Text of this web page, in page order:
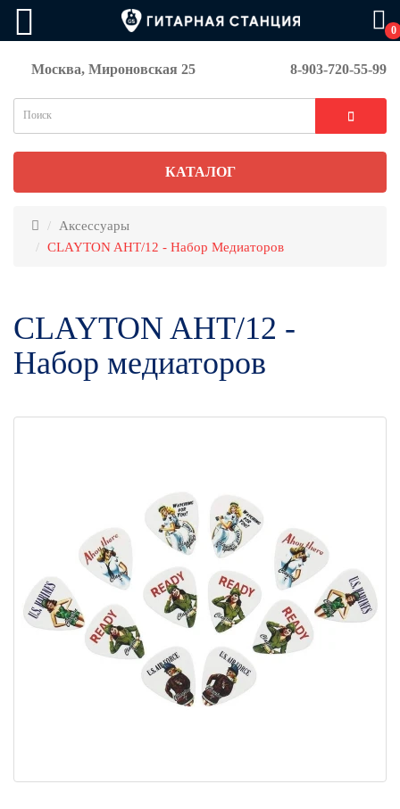
0
Москва, Мироновская 25 8-903-720-55-99
КАТАЛОГ
Аксессуары
CLAYTON AHT/12 - Набор Медиаторов
CLAYTON AHT/12 -
Набор медиаторов